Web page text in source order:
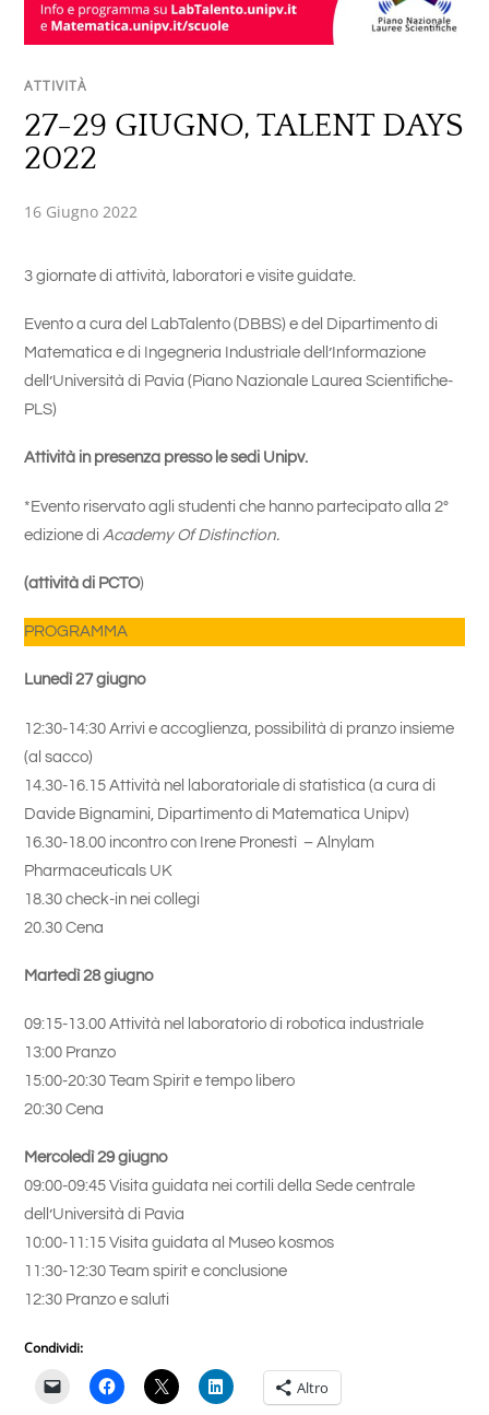
ATTIVITÀ
27-29 GIUGNO, TALENT DAYS
2022
16 Giugno 2022
3 giornate di attività, laboratori e visite guidate.
Evento a cura del LabTalento (DBBS) e del Dipartimento di
Matematica e di Ingegneria Industriale dell’Informazione
dell’Università di Pavia (Piano Nazionale Laurea Scientifiche-
PLS)
Attività in presenza presso le sedi Unipv.
*Evento riservato agli studenti che hanno partecipato alla 2°
edizione di Academy Of Distinction.
(attività di PCTO)
PROGRAMMA
Lunedì 27 giugno
12:30-14:30 Arrivi e accoglienza, possibilità di pranzo insieme
(al sacco)
14.30-16.15 Attività nel laboratoriale di statistica (a cura di
Davide Bignamini, Dipartimento di Matematica Unipv)
16.30-18.00 incontro con Irene Pronestì – Alnylam
Pharmaceuticals UK
18.30 check-in nei collegi
20.30 Cena
Martedì 28 giugno
09:15-13.00 Attività nel laboratorio di robotica industriale
13:00 Pranzo
15:00-20:30 Team Spirit e tempo libero
20:30 Cena
Mercoledì 29 giugno
09:00-09:45 Visita guidata nei cortili della Sede centrale
dell’Università di Pavia
10:00-11:15 Visita guidata al Museo kosmos
11:30-12:30 Team spirit e conclusione
12:30 Pranzo e saluti
Condividi:
Altro